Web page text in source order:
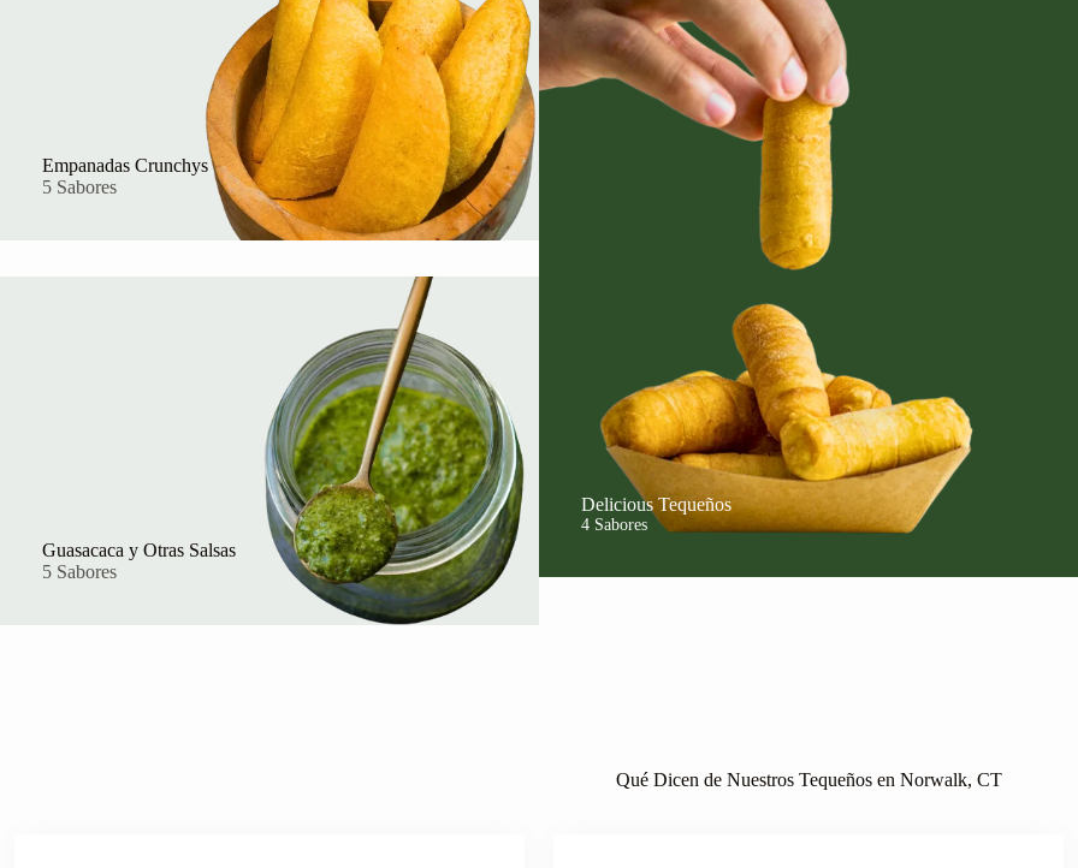
Empanadas Crunchys
5 Sabores
Guasacaca y Otras Salsas
5 Sabores
Delicious Tequeños
4 Sabores
Qué Dicen de Nuestros Tequeños en Norwalk, CT